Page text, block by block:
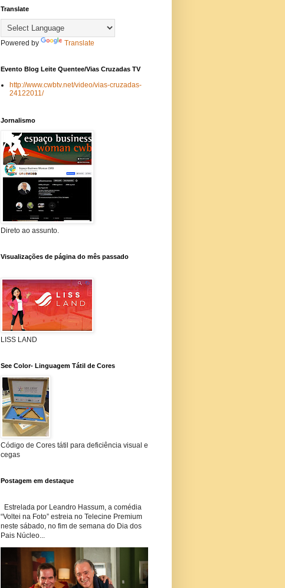
Translate
Powered by Translate
Evento Blog Leite Quentee/Vias Cruzadas TV
http://www.cwbtv.net/video/vias-cruzadas-
24122011/
Jornalismo
Direto ao assunto.
Visualizações de página do mês passado
LISS LAND
See Color- Linguagem Tátil de Cores
Código de Cores tátil para deficiência visual e
cegas
Postagem em destaque
Estrelada por Leandro Hassum, a comédia
“Voltei na Foto” estreia no Telecine Premium
neste sábado, no fim de semana do Dia dos
Pais Núcleo...